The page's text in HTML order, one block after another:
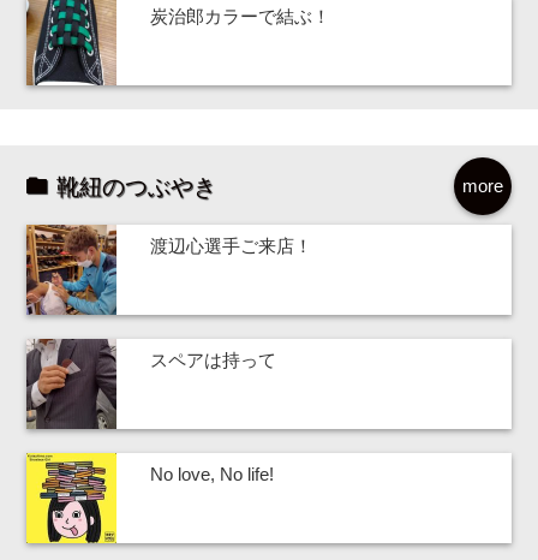
炭治郎カラーで結ぶ！
more
靴紐のつぶやき
渡辺心選手ご来店！
スペアは持って
No love, No life!